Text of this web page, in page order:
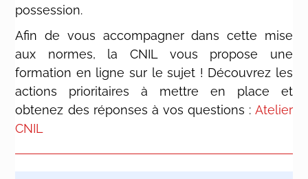
possession.
Afin de vous accompagner dans cette mise
aux normes, la CNIL vous propose une
formation en ligne sur le sujet ! Découvrez les
actions prioritaires à mettre en place et
obtenez des réponses à vos questions : Atelier
CNIL